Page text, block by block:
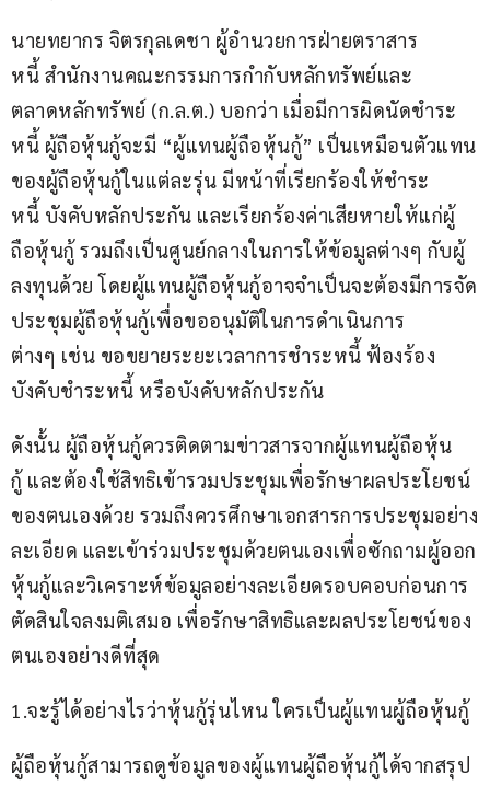
นายทยากร จิตรกุลเดชา ผู้อำนวยการฝ่ายตราสาร
หนี้ สำนักงานคณะกรรมการกำกับหลักทรัพย์และ
ตลาดหลักทรัพย์ (ก.ล.ต.) บอกว่า เมื่อมีการผิดนัดชำระ
หนี้ ผู้ถือหุ้นกู้จะมี “ผู้แทนผู้ถือหุ้นกู้” เป็นเหมือนตัวแทน
ของผู้ถือหุ้นกู้ในแต่ละรุ่น มีหน้าที่เรียกร้องให้ชำระ
หนี้ บังคับหลักประกัน และเรียกร้องค่าเสียหายให้แก่ผู้
ถือหุ้นกู้ รวมถึงเป็นศูนย์กลางในการให้ข้อมูลต่างๆ กับผู้
ลงทุนด้วย โดยผู้แทนผู้ถือหุ้นกู้อาจจำเป็นจะต้องมีการจัด
ประชุมผู้ถือหุ้นกู้เพื่อขออนุมัติในการดำเนินการ
ต่างๆ เช่น ขอขยายระยะเวลาการชำระหนี้ ฟ้องร้อง
บังคับชำระหนี้ หรือบังคับหลักประกัน
ดังนั้น ผู้ถือหุ้นกู้ควรติดตามข่าวสารจากผู้แทนผู้ถือหุ้น
กู้ และต้องใช้สิทธิเข้ารวมประชุมเพื่อรักษาผลประโยชน์
ของตนเองด้วย รวมถึงควรศึกษาเอกสารการประชุมอย่าง
ละเอียด และเข้าร่วมประชุมด้วยตนเองเพื่อซักถามผู้ออก
หุ้นกู้และวิเคราะห์ข้อมูลอย่างละเอียดรอบคอบก่อนการ
ตัดสินใจลงมติเสมอ เพื่อรักษาสิทธิและผลประโยชน์ของ
ตนเองอย่างดีที่สุด
1.จะรู้ได้อย่างไรว่าหุ้นกู้รุ่นไหน ใครเป็นผู้แทนผู้ถือหุ้นกู้
ผู้ถือหุ้นกู้สามารถดูข้อมูลของผู้แทนผู้ถือหุ้นกู้ได้จากสรุป